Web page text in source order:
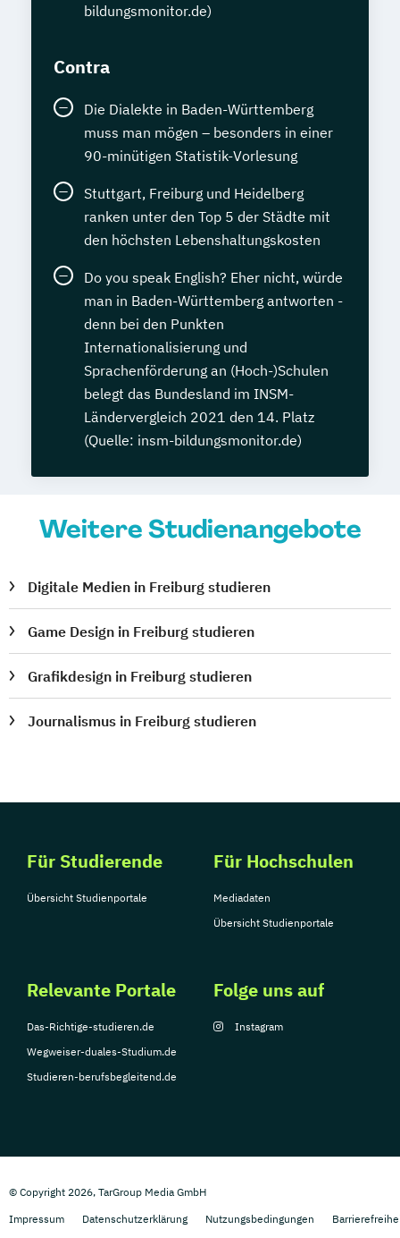
bildungsmonitor.de)
Contra
Die Dialekte in Baden-Württemberg
muss man mögen – besonders in einer
90-minütigen Statistik-Vorlesung
Stuttgart, Freiburg und Heidelberg
ranken unter den Top 5 der Städte mit
den höchsten Lebenshaltungskosten
Do you speak English? Eher nicht, würde
man in Baden-Württemberg antworten -
denn bei den Punkten
Internationalisierung und
Sprachenförderung an (Hoch-)Schulen
belegt das Bundesland im INSM-
Ländervergleich 2021 den 14. Platz
(Quelle: insm-bildungsmonitor.de)
Weitere Studienangebote
Digitale Medien in Freiburg studieren
Game Design in Freiburg studieren
Grafikdesign in Freiburg studieren
Journalismus in Freiburg studieren
Für Studierende
Übersicht Studienportale
Für Hochschulen
Mediadaten
Übersicht Studienportale
Relevante Portale
Das-Richtige-studieren.de
Wegweiser-duales-Studium.de
Studieren-berufsbegleitend.de
Folge uns auf
Instagram
© Copyright 2026, TarGroup Media GmbH
Impressum
Datenschutzerklärung Nutzungsbedingungen